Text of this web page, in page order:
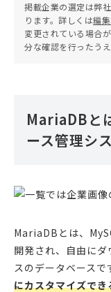
掲載企業の選定は弊
ります。詳しくは編
変更されている場合
分な確認を行ったう
MariaDBと
ース管理シ
MariaDBとは、
開発され、自由に
スのデータベースで
にカスタマイズで